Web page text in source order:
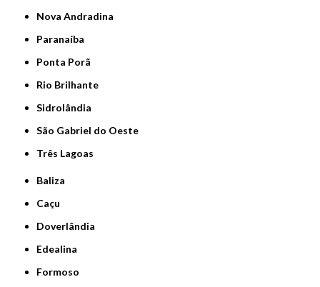
Nova Andradina
Paranaíba
Ponta Porã
Rio Brilhante
Sidrolândia
São Gabriel do Oeste
Três Lagoas
Baliza
Caçu
Doverlândia
Edealina
Formoso